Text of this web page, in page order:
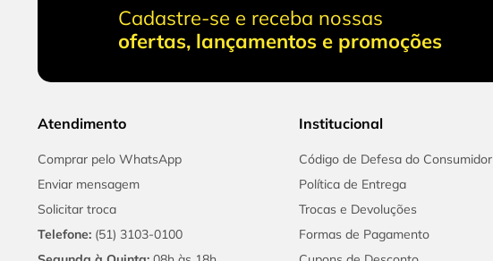
Cadastre-se e receba nossas
ofertas, lançamentos e promoções
Atendimento
Comprar pelo WhatsApp
Enviar mensagem
Solicitar troca
Telefone: (51) 3103-0100
Institucional
Código de Defesa do Consumidor
Política de Entrega
Trocas e Devoluções
Formas de Pagamento